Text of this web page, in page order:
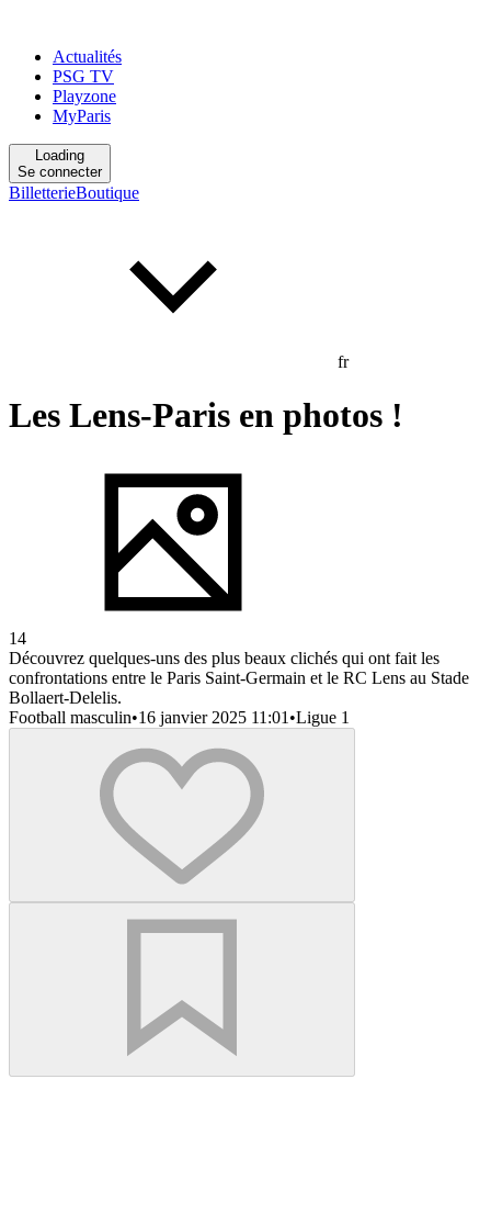
Actualités
PSG TV
Playzone
MyParis
Loading
Se connecter
BilletterieBoutique
fr
Les Lens-Paris en photos !
14
Découvrez quelques-uns des plus beaux clichés qui ont fait les
confrontations entre le Paris Saint-Germain et le RC Lens au Stade
Bollaert-Delelis.
Football masculin•16 janvier 2025 11:01 •Ligue 1